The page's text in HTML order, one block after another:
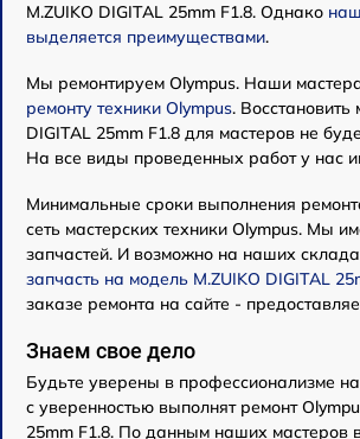
M.ZUIKO DIGITAL 25mm F1.8. Однако
выделяется преимуществами.
Мы ремонтируем Olympus. Наши
ремонту техники Olympus. Восстановить
DIGITAL 25mm F1.8 для мастеров не
На все виды проведенных работ у нас
Минимальные сроки выполнения
сеть мастерских техники Olympus. Мы
запчастей. И возможно на наших
запчасть на модель M.ZUIKO DIGITAL
заказе ремонта на сайте -
Знаем свое дело
Будьте уверены в профессионализме
с уверенностью выполнят ремонт
25mm F1.8. По данным наших мастеров